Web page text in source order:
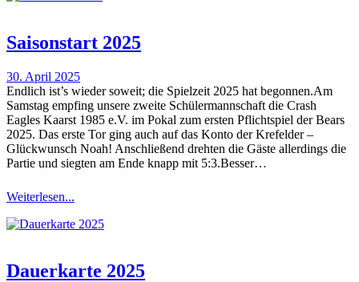
Saisonstart 2025
30. April 2025
Endlich ist’s wieder soweit; die Spielzeit 2025 hat begonnen.Am
Samstag empfing unsere zweite Schülermannschaft die Crash
Eagles Kaarst 1985 e.V. im Pokal zum ersten Pflichtspiel der Bears
2025. Das erste Tor ging auch auf das Konto der Krefelder –
Glückwunsch Noah! Anschließend drehten die Gäste allerdings die
Partie und siegten am Ende knapp mit 5:3.Besser…
Weiterlesen...
Dauerkarte 2025